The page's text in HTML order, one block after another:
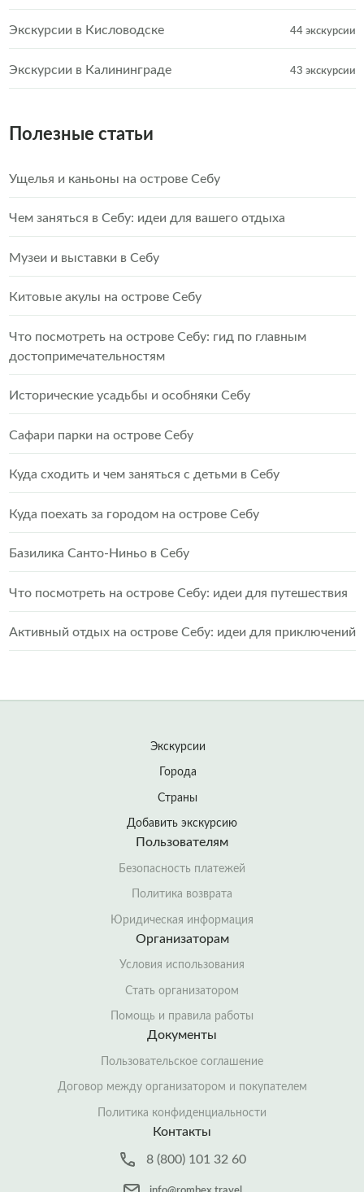
Экскурсии в Кисловодске 44 экскурсии
Экскурсии в Калининграде 43 экскурсии
Полезные статьи
Ущелья и каньоны на острове Себу
Чем заняться в Себу: идеи для вашего отдыха
Музеи и выставки в Себу
Китовые акулы на острове Себу
Что посмотреть на острове Себу: гид по главным
достопримечательностям
Исторические усадьбы и особняки Себу
Сафари парки на острове Себу
Куда сходить и чем заняться с детьми в Себу
Куда поехать за городом на острове Себу
Базилика Санто-Ниньо в Себу
Что посмотреть на острове Себу: идеи для путешествия
Активный отдых на острове Себу: идеи для приключений
Экскурсии
Города
Страны
Добавить экскурсию
Пользователям
Безопасность платежей
Политика возврата
Юридическая информация
Организаторам
Условия использования
Стать организатором
Помощь и правила работы
Документы
Пользовательское соглашение
Договор между организатором и покупателем
Политика конфиденциальности
Контакты
8 (800) 101 32 60